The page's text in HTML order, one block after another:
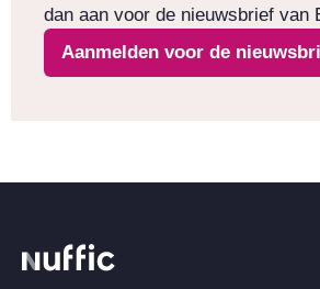
dan aan voor de nieuwsbrief van
Aanmelden voor de